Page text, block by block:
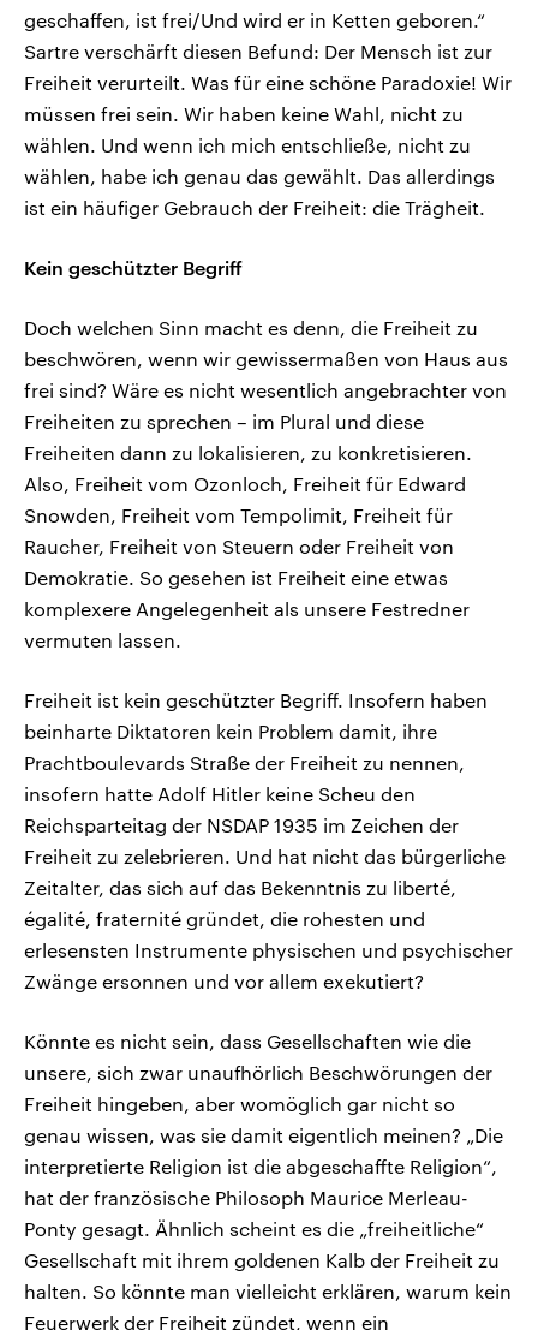
geschaffen, ist frei/Und wird er in Ketten geboren.“
Sartre verschärft diesen Befund: Der Mensch ist zur
Freiheit verurteilt. Was für eine schöne Paradoxie! Wir
müssen frei sein. Wir haben keine Wahl, nicht zu
wählen. Und wenn ich mich entschließe, nicht zu
wählen, habe ich genau das gewählt. Das allerdings
ist ein häufiger Gebrauch der Freiheit: die Trägheit.
Kein geschützter Begriff
Doch welchen Sinn macht es denn, die Freiheit zu
beschwören, wenn wir gewissermaßen von Haus aus
frei sind? Wäre es nicht wesentlich angebrachter von
Freiheiten zu sprechen – im Plural und diese
Freiheiten dann zu lokalisieren, zu konkretisieren.
Also, Freiheit vom Ozonloch, Freiheit für Edward
Snowden, Freiheit vom Tempolimit, Freiheit für
Raucher, Freiheit von Steuern oder Freiheit von
Demokratie. So gesehen ist Freiheit eine etwas
komplexere Angelegenheit als unsere Festredner
vermuten lassen.
Freiheit ist kein geschützter Begriff. Insofern haben
beinharte Diktatoren kein Problem damit, ihre
Prachtboulevards Straße der Freiheit zu nennen,
insofern hatte Adolf Hitler keine Scheu den
Reichsparteitag der NSDAP 1935 im Zeichen der
Freiheit zu zelebrieren. Und hat nicht das bürgerliche
Zeitalter, das sich auf das Bekenntnis zu liberté,
égalité, fraternité gründet, die rohesten und
erlesensten Instrumente physischen und psychischer
Zwänge ersonnen und vor allem exekutiert?
Könnte es nicht sein, dass Gesellschaften wie die
unsere, sich zwar unaufhörlich Beschwörungen der
Freiheit hingeben, aber womöglich gar nicht so
genau wissen, was sie damit eigentlich meinen? „Die
interpretierte Religion ist die abgeschaffte Religion“,
hat der französische Philosoph Maurice Merleau-
Ponty gesagt. Ähnlich scheint es die „freiheitliche“
Gesellschaft mit ihrem goldenen Kalb der Freiheit zu
halten. So könnte man vielleicht erklären, warum kein
Feuerwerk der Freiheit zündet, wenn ein